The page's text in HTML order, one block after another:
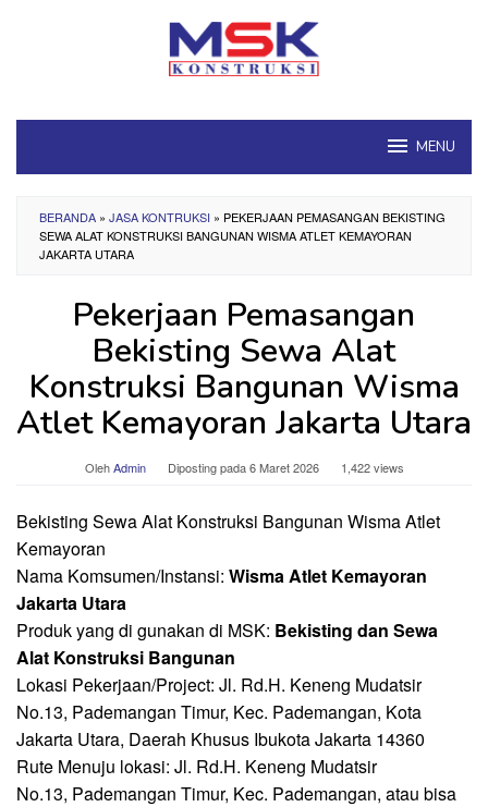
MENU
BERANDA » JASA KONTRUKSI » PEKERJAAN PEMASANGAN BEKISTING
SEWA ALAT KONSTRUKSI BANGUNAN WISMA ATLET KEMAYORAN
JAKARTA UTARA
Pekerjaan Pemasangan
Bekisting Sewa Alat
Konstruksi Bangunan Wisma
Atlet Kemayoran Jakarta Utara
OlehAdmin Diposting pada6 Maret 2026 1,422 views
Bekisting Sewa Alat Konstruksi Bangunan Wisma Atlet
Kemayoran
Nama Komsumen/Instansi: Wisma Atlet Kemayoran
Jakarta Utara
Produk yang di gunakan di MSK: Bekisting dan Sewa
Alat Konstruksi Bangunan
Lokasi Pekerjaan/Project: Jl. Rd.H. Keneng Mudatsir
No.13, Pademangan Timur, Kec. Pademangan, Kota
Jakarta Utara, Daerah Khusus Ibukota Jakarta 14360
Rute Menuju lokasi: Jl. Rd.H. Keneng Mudatsir
No.13, Pademangan Timur, Kec. Pademangan, atau bisa